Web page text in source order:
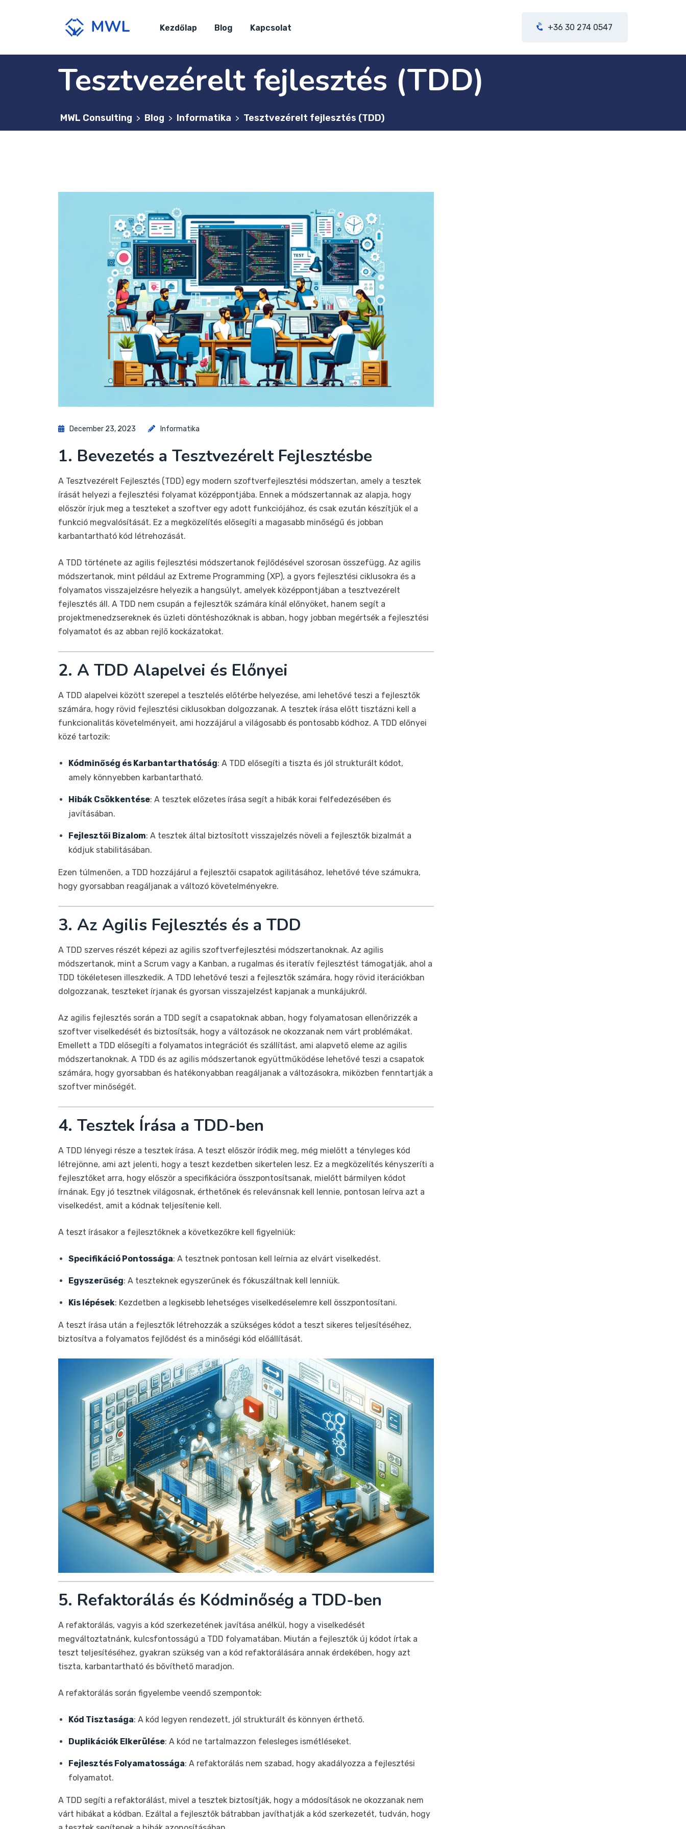
Kezdőlap Blog Kapcsolat +36 30 274 0547
Tesztvezérelt fejlesztés (TDD)
MWL Consulting > Blog > Informatika > Tesztvezérelt fejlesztés (TDD)
December 23, 2023 Informatika
1. Bevezetés a Tesztvezérelt Fejlesztésbe
A Tesztvezérelt Fejlesztés (TDD) egy modern szoftverfejlesztési módszertan, amely a tesztek
írását helyezi a fejlesztési folyamat középpontjába. Ennek a módszertannak az alapja, hogy
először írjuk meg a teszteket a szoftver egy adott funkciójához, és csak ezután készítjük el a
funkció megvalósítását. Ez a megközelítés elősegíti a magasabb minőségű és jobban
karbantartható kód létrehozását.
A TDD története az agilis fejlesztési módszertanok fejlődésével szorosan összefügg. Az agilis
módszertanok, mint például az Extreme Programming (XP), a gyors fejlesztési ciklusokra és a
folyamatos visszajelzésre helyezik a hangsúlyt, amelyek középpontjában a tesztvezérelt
fejlesztés áll. A TDD nem csupán a fejlesztők számára kínál előnyöket, hanem segít a
projektmenedzsereknek és üzleti döntéshozóknak is abban, hogy jobban megértsék a fejlesztési
folyamatot és az abban rejlő kockázatokat.
2. A TDD Alapelvei és Előnyei
A TDD alapelvei között szerepel a tesztelés előtérbe helyezése, ami lehetővé teszi a fejlesztők
számára, hogy rövid fejlesztési ciklusokban dolgozzanak. A tesztek írása előtt tisztázni kell a
funkcionalitás követelményeit, ami hozzájárul a világosabb és pontosabb kódhoz. A TDD előnyei
közé tartozik:
Kódminőség és Karbantarthatóság: A TDD elősegíti a tiszta és jól strukturált kódot,
amely könnyebben karbantartható.
Hibák Csökkentése: A tesztek előzetes írása segít a hibák korai felfedezésében és
javításában.
Fejlesztői Bizalom: A tesztek által biztosított visszajelzés növeli a fejlesztők bizalmát a
kódjuk stabilitásában.
Ezen túlmenően, a TDD hozzájárul a fejlesztői csapatok agilitásához, lehetővé téve számukra,
hogy gyorsabban reagáljanak a változó követelményekre.
3. Az Agilis Fejlesztés és a TDD
A TDD szerves részét képezi az agilis szoftverfejlesztési módszertanoknak. Az agilis
módszertanok, mint a Scrum vagy a Kanban, a rugalmas és iteratív fejlesztést támogatják, ahol a
TDD tökéletesen illeszkedik. A TDD lehetővé teszi a fejlesztők számára, hogy rövid iterációkban
dolgozzanak, teszteket írjanak és gyorsan visszajelzést kapjanak a munkájukról.
Az agilis fejlesztés során a TDD segít a csapatoknak abban, hogy folyamatosan ellenőrizzék a
szoftver viselkedését és biztosítsák, hogy a változások ne okozzanak nem várt problémákat.
Emellett a TDD elősegíti a folyamatos integrációt és szállítást, ami alapvető eleme az agilis
módszertanoknak. A TDD és az agilis módszertanok együttműködése lehetővé teszi a csapatok
számára, hogy gyorsabban és hatékonyabban reagáljanak a változásokra, miközben fenntartják a
szoftver minőségét.
4. Tesztek Írása a TDD-ben
A TDD lényegi része a tesztek írása. A teszt először íródik meg, még mielőtt a tényleges kód
létrejönne, ami azt jelenti, hogy a teszt kezdetben sikertelen lesz. Ez a megközelítés kényszeríti a
fejlesztőket arra, hogy először a specifikációra összpontosítsanak, mielőtt bármilyen kódot
írnának. Egy jó tesztnek világosnak, érthetőnek és relevánsnak kell lennie, pontosan leírva azt a
viselkedést, amit a kódnak teljesítenie kell.
A teszt írásakor a fejlesztőknek a következőkre kell figyelniük:
Specifikáció Pontossága: A tesztnek pontosan kell leírnia az elvárt viselkedést.
Egyszerűség: A teszteknek egyszerűnek és fókuszáltnak kell lenniük.
Kis lépések: Kezdetben a legkisebb lehetséges viselkedéselemre kell összpontosítani.
A teszt írása után a fejlesztők létrehozzák a szükséges kódot a teszt sikeres teljesítéséhez,
biztosítva a folyamatos fejlődést és a minőségi kód előállítását.
5. Refaktorálás és Kódminőség a TDD-ben
A refaktorálás, vagyis a kód szerkezetének javítása anélkül, hogy a viselkedését
megváltoztatnánk, kulcsfontosságú a TDD folyamatában. Miután a fejlesztők új kódot írtak a
teszt teljesítéséhez, gyakran szükség van a kód refaktorálására annak érdekében, hogy azt
tiszta, karbantartható és bővíthető maradjon.
A refaktorálás során figyelembe veendő szempontok:
Kód Tisztasága: A kód legyen rendezett, jól strukturált és könnyen érthető.
Duplikációk Elkerülése: A kód ne tartalmazzon felesleges ismétléseket.
Fejlesztés Folyamatossága: A refaktorálás nem szabad, hogy akadályozza a fejlesztési
folyamatot.
A TDD segíti a refaktorálást, mivel a tesztek biztosítják, hogy a módosítások ne okozzanak nem
várt hibákat a kódban. Ezáltal a fejlesztők bátrabban javíthatják a kód szerkezetét, tudván, hogy